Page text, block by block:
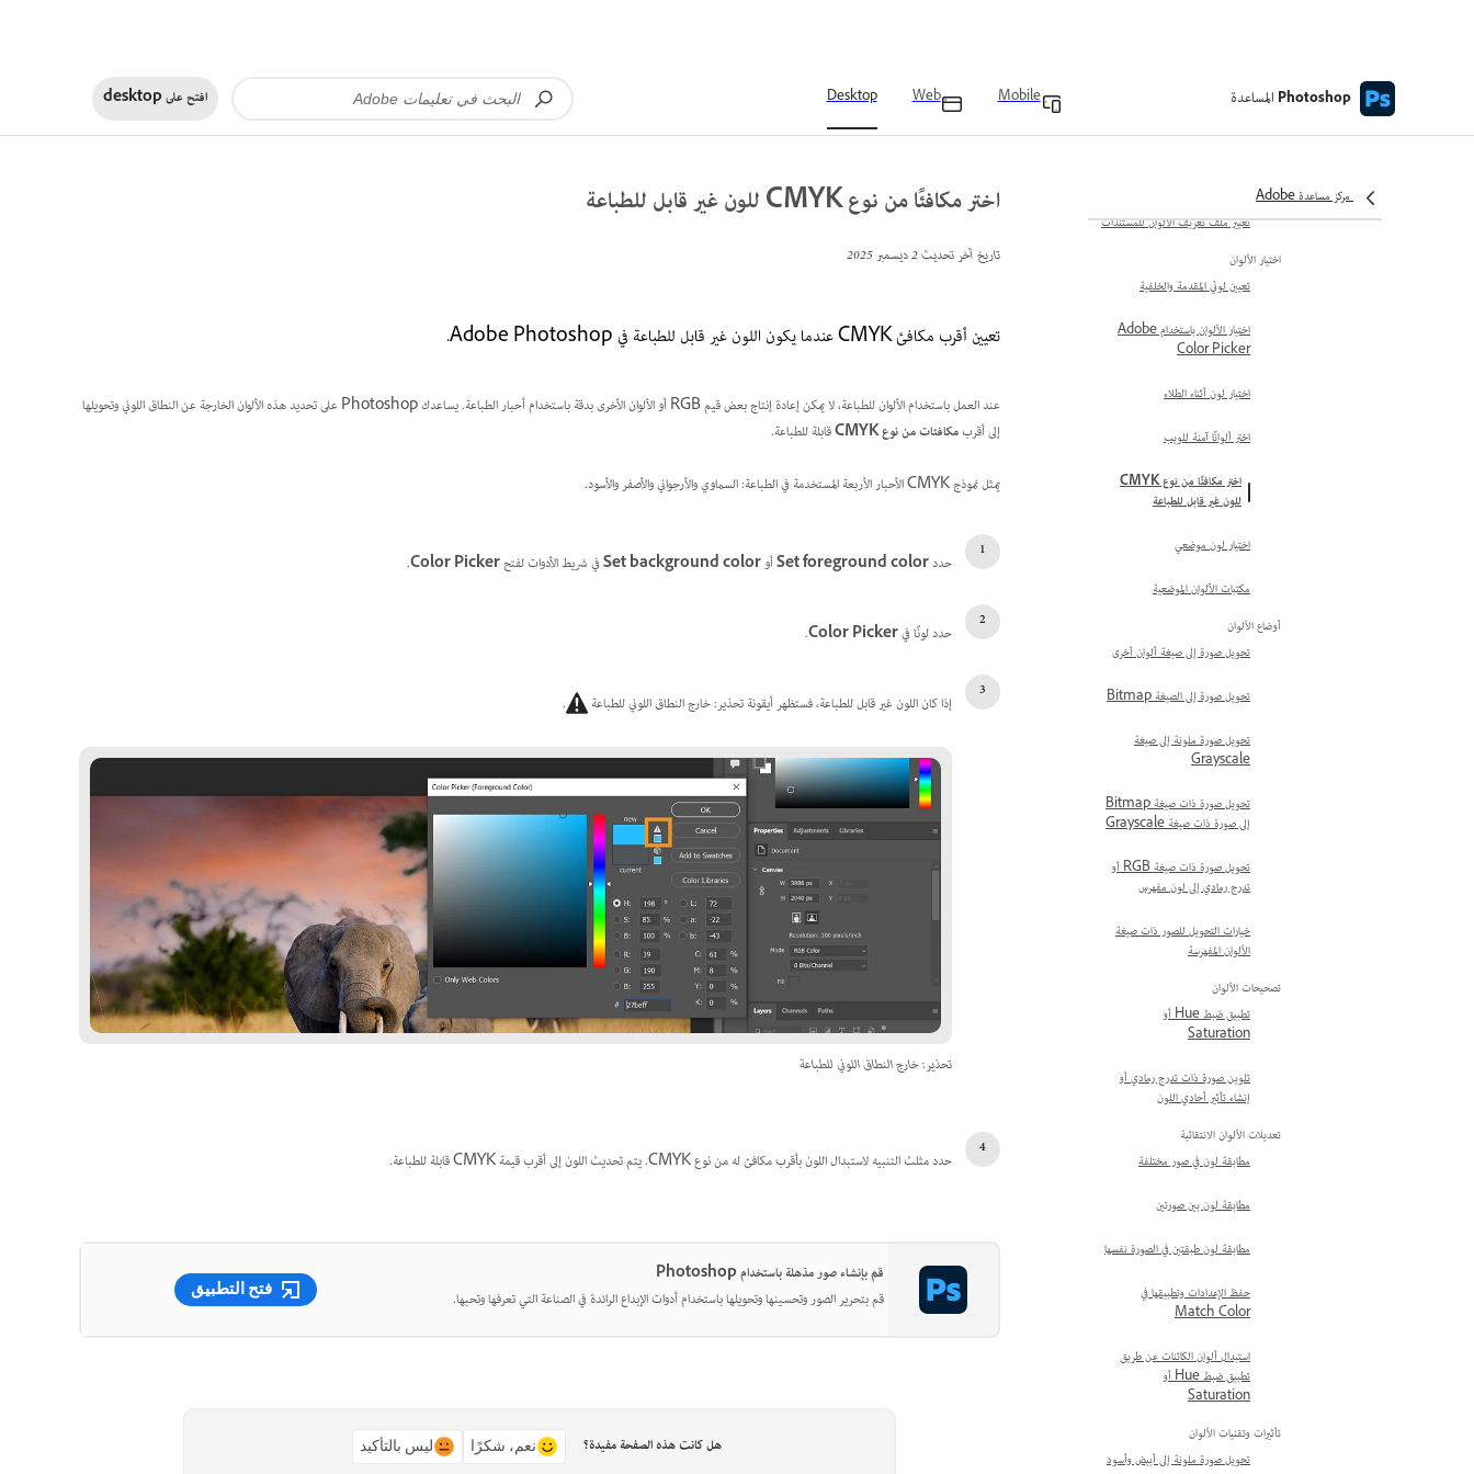
Photoshop المساعدة Mobile
Web
Desktop افتح علىdesktop
مركز مساعدة Adobe
ضبط اللون
ملفات تعريف الألوان
حول ملفات تخصيص اللون
تغيير ملف تعريف الألوان للمستندات
اختيار الألوان
تعيين لونَي المقدمة والخلفية
اختيار الألوان باستخدام Adobe
Color Picker
اختيار لون أثناء الطلاء
اختر ألوانًا آمنة للويب
اختر مكافئًا من نوع CMYK
للون غير قابل للطباعة
اختيار لون موضعي
مكتبات الألوان الموضعية
أوضاع الألوان
تحويل صورة إلى صيغة ألوان أخرى
تحويل صورة إلى الصيغة Bitmap
تحويل صورة ملونة إلى صيغة
Grayscale
تحويل صورة ذات صيغة Bitmap
إلى صورة ذات صيغة Grayscale
تحويل صورة ذات صيغة RGB أو
تدرج رمادي إلى لون مفهرس
خيارات التحويل للصور ذات صيغة
الألوان المفهرسة
تصحيحات الألوان
تطبيق ضبط Hue أو
Saturation
تلوين صورة ذات تدرج رمادي أو
إنشاء تأثير أحادي اللون
تعديلات الألوان الانتقائية
مطابقة لون في صور مختلفة
مطابقة لون بين صورتين
مطابقة لون طبقتين في الصورة نفسها
حفظ الإعدادات وتطبيقها في
Match Color
استبدال ألوان الكائنات عن طريق
تطبيق ضبط Hue أو
Saturation
تأثيرات وتقنيات الألوان
تحويل صورة ملونة إلى أبيض وأسود
اختر مكافئًا من نوع CMYK للون غير قابل للطباعة
تاريخ آخر تحديث2 ديسمبر 2025
تعيين أقرب مكافئ CMYK عندما يكون اللون غير قابل للطباعة في Adobe Photoshop.
عند العمل باستخدام الألوان للطباعة، لا يمكن إعادة إنتاج بعض قيم RGB أو الألوان الأخرى بدقة باستخدام أحبار الطباعة. يساعدك Photoshop على تحديد هذه الألوان الخارجة عن النطاق اللوني وتحويلها
إلى أقربمكافئات من نوع CMYK قابلة للطباعة.
يمثل نموذج CMYK الأحبار الأربعة المستخدمة في الطباعة: السماوي والأرجواني والأصفر والأسود.
حددSet foreground colorأوSet background colorفي شريط الأدوات لفتحColor Picker
.
حدد لونًا فيColor Picker
.
إذا كان اللون غير قابل للطباعة، فستظهر أيقونة تحذير: خارج النطاق اللوني للطباعة .
تحذير: خارج النطاق اللوني للطباعة
حدد مثلث التنبيه لاستبدال اللون بأقرب مكافئ له من نوع CMYK. يتم تحديث اللون إلى أقرب قيمة CMYK قابلة للطباعة.
قم بإنشاء صور مذهلة باستخدام Photoshop
قم بتحرير الصور وتحسينها وتحويلها باستخدام أدوات الإبداع الرائدة في الصناعة التي تعرفها وتحبها.
فتح التطبيق
هل كانت هذه الصفحة مفيدة؟ نعم، شكرًا ليس بالتأكيد